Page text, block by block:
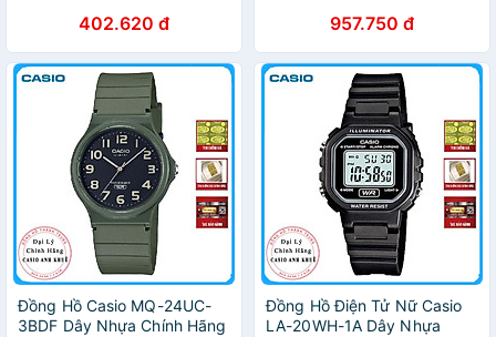
402.620 đ 957.750 đ
Đồng Hồ Casio MQ-24UC-
3BDF Dây Nhựa Chính Hãng
Đồng Hồ Điện Tử Nữ Casio
LA-20WH-1A Dây Nhựa